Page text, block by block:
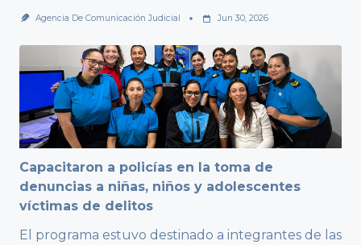
Agencia De Comunicación Judicial Jun 30, 2026
Capacitaron a policías en la toma de
denuncias a niñas, niños y adolescentes
víctimas de delitos
El programa estuvo destinado a integrantes de las